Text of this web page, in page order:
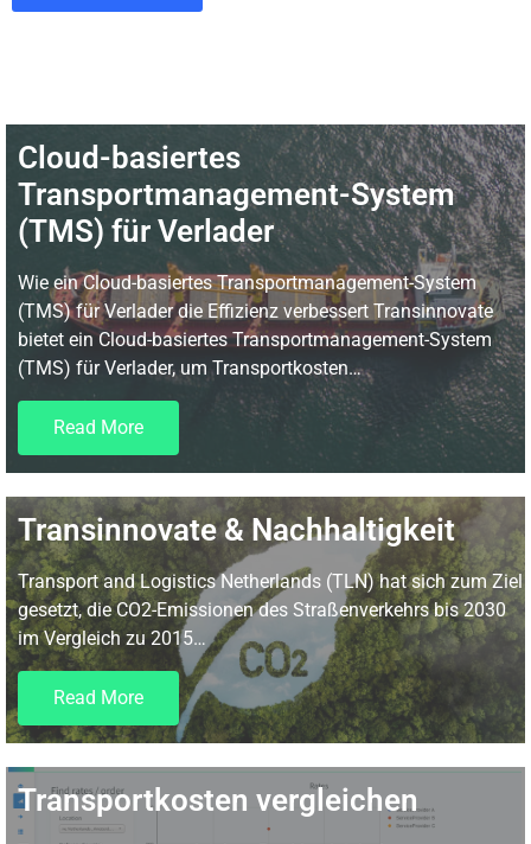
Cloud-basiertes
Transportmanagement-System
(TMS) für Verlader
Wie ein Cloud-basiertes Transportmanagement-System
(TMS) für Verlader die Effizienz verbessert Transinnovate
bietet ein Cloud-basiertes Transportmanagement-System
(TMS) für Verlader, um Transportkosten…
Read More
Transinnovate & Nachhaltigkeit
Transport and Logistics Netherlands (TLN) hat sich zum Ziel
gesetzt, die CO2-Emissionen des Straßenverkehrs bis 2030
im Vergleich zu 2015…
Read More
Transportkosten vergleichen